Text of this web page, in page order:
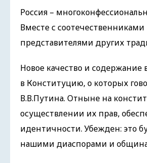
Россия –
Вместе с
представителями других
Новое качество и
в Конституцию, о которых
В.В.Путина. Отныне на
осуществлении их прав,
идентичности. Убежден: это
нашими диаспорами и